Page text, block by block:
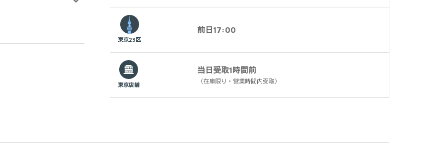
東京23区
前日17:00
東京店舗
当日受取1時間前
（在庫限り・営業時間内受取）